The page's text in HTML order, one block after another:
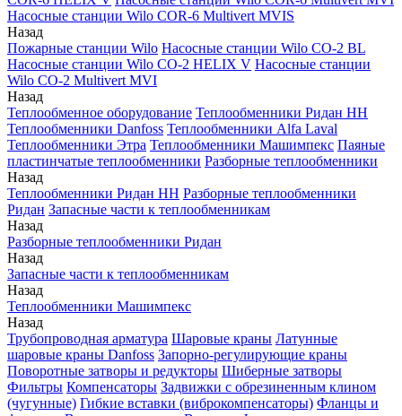
Насосные станции Wilo COR-6 Multivert MVIS
Назад
Пожарные станции Wilo Насосные станции Wilo CO-2 BL
Насосные станции Wilo CO-2 HELIX V Насосные станции
Wilo CO-2 Multivert MVI
Назад
Теплообменное оборудование Теплообменники Ридан НН
Теплообменники Danfoss Теплообменники Alfa Laval
Теплообменники Этра Теплообменники Машимпекс Паяные
пластинчатые теплообменники Разборные теплообменники
Назад
Теплообменники Ридан НН Разборные теплообменники
Ридан Запасные части к теплообменникам
Назад
Разборные теплообменники Ридан
Назад
Запасные части к теплообменникам
Назад
Теплообменники Машимпекс
Назад
Трубопроводная арматура Шаровые краны Латунные
шаровые краны Danfoss Запорно-регулирующие краны
Поворотные затворы и редукторы Шиберные затворы
Фильтры Компенсаторы Задвижки с обрезиненным клином
(чугунные) Гибкие вставки (виброкомпенсаторы) Фланцы и